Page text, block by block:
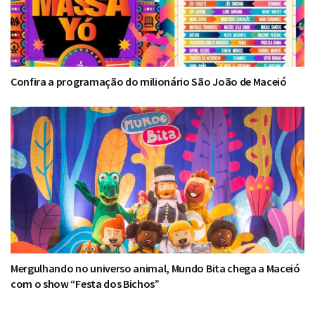
Confira a programação do milionário São João de Maceió
Mergulhando no universo animal, Mundo Bita chega a Maceió
com o show “Festa dos Bichos”